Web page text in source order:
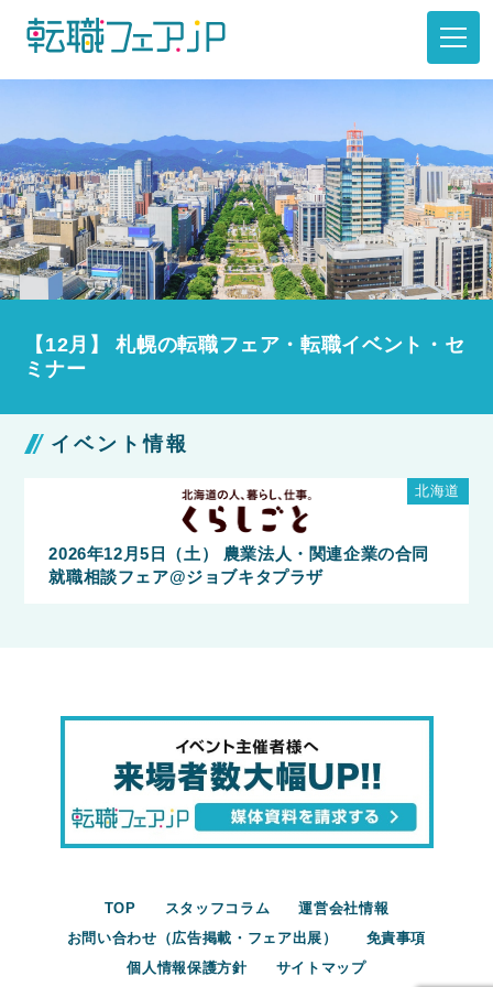
【12月】 札幌の転職フェア・転職イベント・セ
ミナー
イベント情報
2026年12月5日（土） 農業法人・関連企業の合同
就職相談フェア@ジョブキタプラザ
北海道
TOP スタッフコラム
運営会社情報
お問い合わせ（広告掲載・フェア出展）
免責事項
個人情報保護方針
サイトマップ